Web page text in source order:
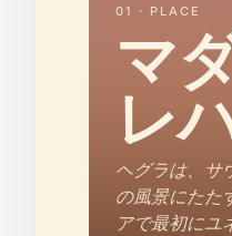
01 · PLACE
マ
レ
ヘグラは、サ
の風景にたた
アで最初にユ